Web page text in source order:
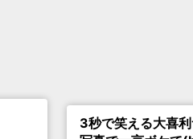
3秒で笑える大喜